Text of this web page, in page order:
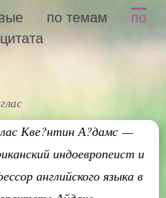
по темам
по
Кве?нтин А?дамс —
индоевропеист и
английского языка в